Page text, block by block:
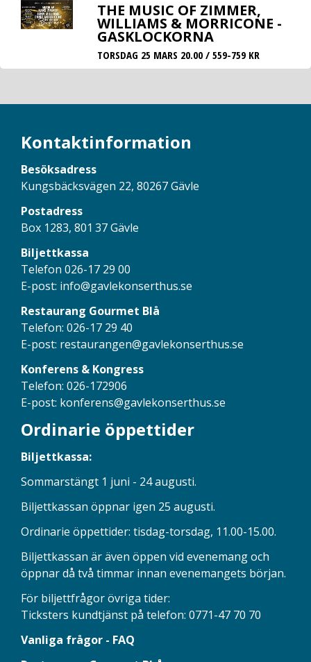
THE MUSIC OF ZIMMER,
WILLIAMS & MORRICONE -
GASKLOCKORNA
TORSDAG 25 MARS 20.00 / 559-759 KR
Kontaktinformation
Besöksadress
Kungsbäcksvägen 22, 80267 Gävle
Postadress
Box 1283, 801 37 Gävle
Biljettkassa
Telefon 026-17 29 00
E-post: info@gavlekonserthus.se
Restaurang Gourmet Blå
Telefon: 026-17 29 40
E-post: restaurangen@gavlekonserthus.se
Konferens & Kongress
Telefon: 026-172906
E-post: konferens@gavlekonserthus.se
Ordinarie öppettider
Biljettkassa:
Sommarstängt 1 juni - 24 augusti.
Biljettkassan öppnar igen 25 augusti.
Ordinarie öppettider: tisdag-torsdag, 11.00-15.00.
Biljettkassan är även öppen vid evenemang och
öppnar då två timmar innan evenemangets början.
För biljettfrågor övriga tider:
Ticksters kundtjänst på telefon: 0771-47 70 70
Vanliga frågor - FAQ